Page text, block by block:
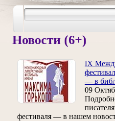
Новости (6+)
IX
— в
09
фестиваля — в нашем